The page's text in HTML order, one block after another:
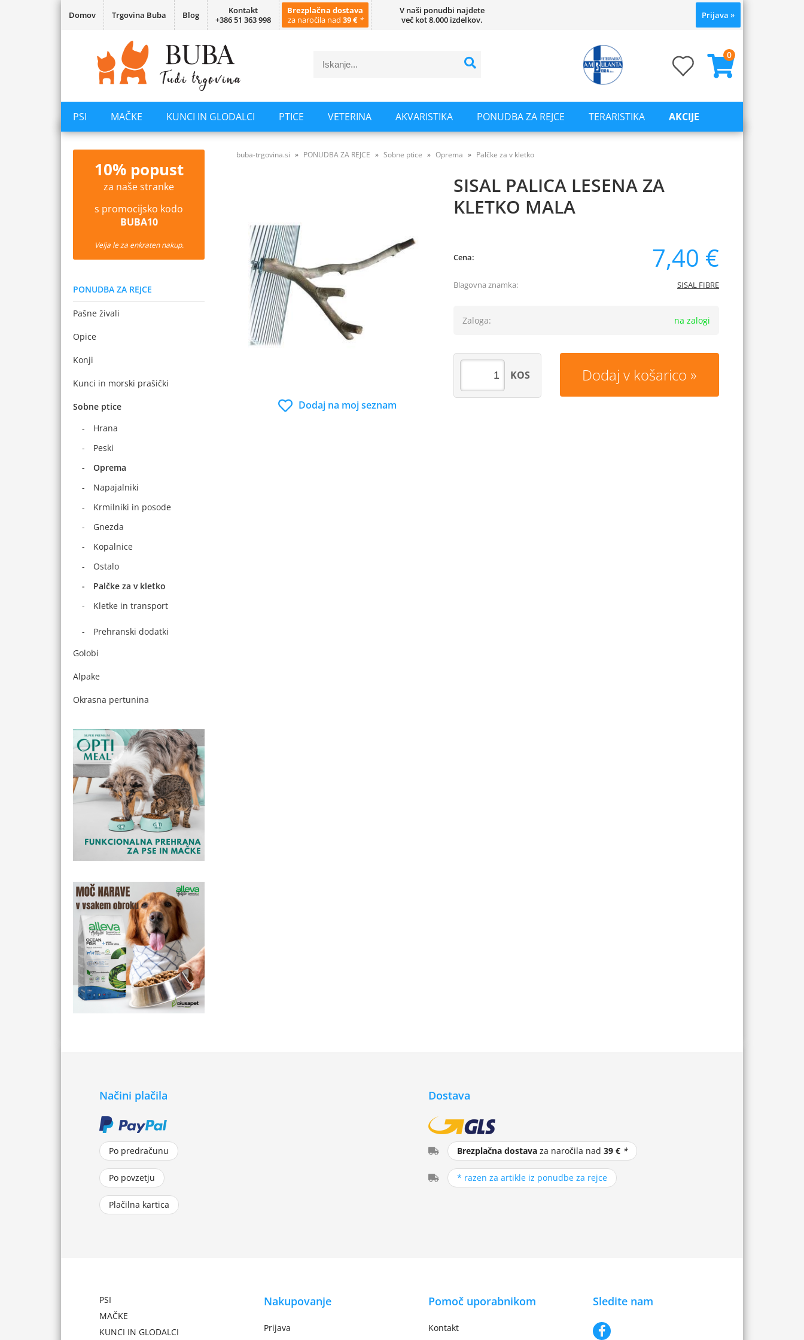
Domov Trgovina Buba Blog
Kontakt
+386 51 363 998
Brezplačna dostava
za naročila nad 39 € *
V naši ponudbi najdete
več kot 8.000 izdelkov.
Prijava »
0
PSI MAČKE KUNCI IN GLODALCI PTICE VETERINA AKVARISTIKA PONUDBA ZA REJCE TERARISTIKA AKCIJE
10% popust
za naše stranke
s promocijsko kodo
BUBA10
Velja le za enkraten nakup.
PONUDBA ZA REJCE
Pašne živali
Opice
Konji
Kunci in morski prašički
Sobne ptice
Hrana
Peski
Oprema
Napajalniki
Krmilniki in posode
Gnezda
Kopalnice
Ostalo
Palčke za v kletko
Kletke in transport
Prehranski dodatki
Golobi
Alpake
Okrasna pertunina
buba-trgovina.si PONUDBA ZA REJCE Sobne ptice Oprema Palčke za v kletko
SISAL PALICA LESENA ZA
KLETKO MALA
Dodaj na moj seznam
Cena: 7,40 €
Blagovna znamka: SISAL FIBRE
Zaloga: na zalogi
Dodaj v košarico
KOS
Načini plačila
Po predračunu
Po povzetju
Plačilna kartica
Dostava
Brezplačna dostavaza naročila nad 39 € *
* razen za artikle iz ponudbe za rejce
PSI
MAČKE
KUNCI IN GLODALCI
Nakupovanje
Prijava
Pomoč uporabnikom
Kontakt
Sledite nam